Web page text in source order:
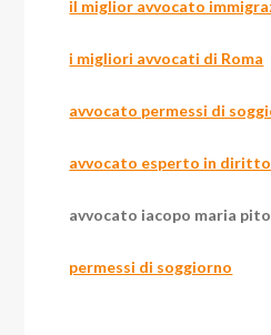
il miglior avvocato
i migliori avvocati di Roma
avvocato permessi di
avvocato esperto in diritto
avvocato iacopo maria
permessi di soggiorno